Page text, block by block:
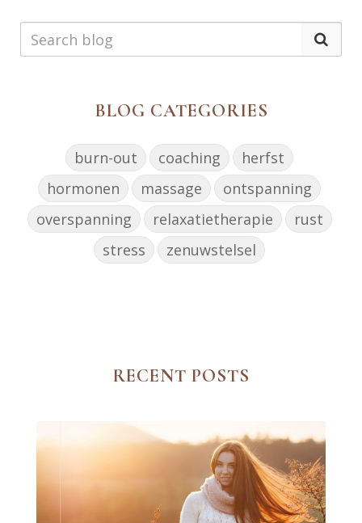
BLOG CATEGORIES
burn-out coaching
herfst
hormonen
massage
ontspanning
overspanning
relaxatietherapie
rust
stress
zenuwstelsel
RECENT POSTS